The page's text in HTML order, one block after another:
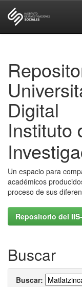
Digital
Instituto
Un espacio para
académicos
proceso de sus
Repositorio del
Buscar
Buscar: